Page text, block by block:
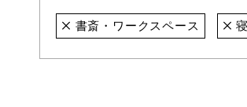
書斎・ワークスペース